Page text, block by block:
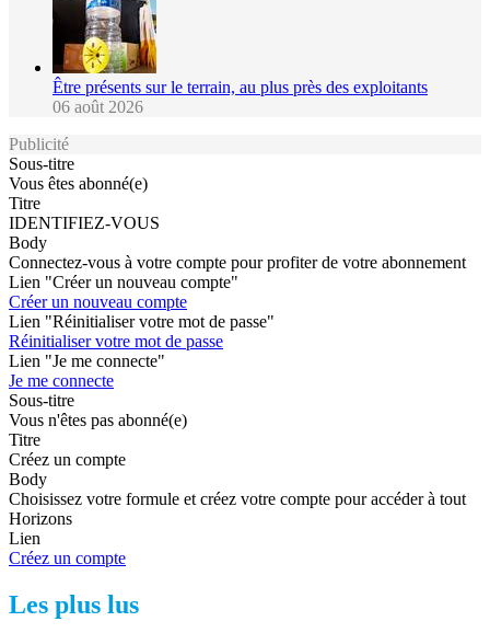
Être présents sur le terrain, au plus près des exploitants
06 août 2026
Publicité
Sous-titre
Vous êtes abonné(e)
Titre
IDENTIFIEZ-VOUS
Body
Connectez-vous à votre compte pour profiter de votre abonnement
Lien "Créer un nouveau compte"
Créer un nouveau compte
Lien "Réinitialiser votre mot de passe"
Réinitialiser votre mot de passe
Lien "Je me connecte"
Je me connecte
Sous-titre
Vous n'êtes pas abonné(e)
Titre
Créez un compte
Body
Choisissez votre formule et créez votre compte pour accéder à tout
Horizons
Lien
Créez un compte
Les plus lus